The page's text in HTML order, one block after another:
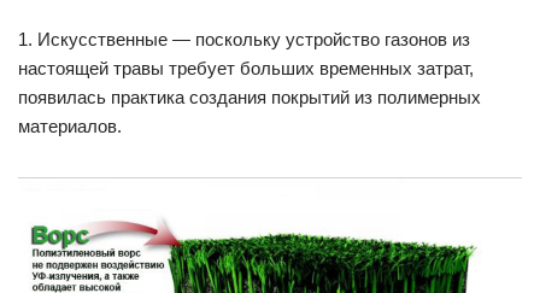
1. Искусственные — поскольку устройство газонов из
настоящей травы требует больших временных затрат,
появилась практика создания покрытий из полимерных
материалов.